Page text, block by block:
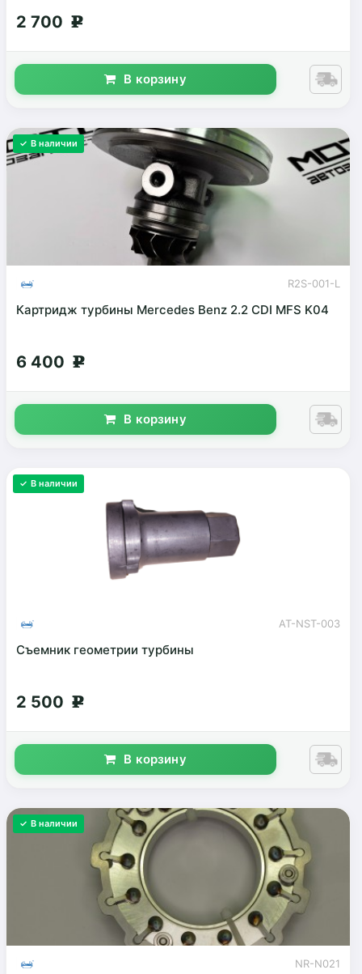
2 700 g
В корзину
✓ В наличии
R2S-001-L
Картридж турбины Mercedes Benz 2.2 CDI MFS K04
6 400 g
В корзину
✓ В наличии
AT-NST-003
Съемник геометрии турбины
2 500 g
В корзину
✓ В наличии
NR-N021